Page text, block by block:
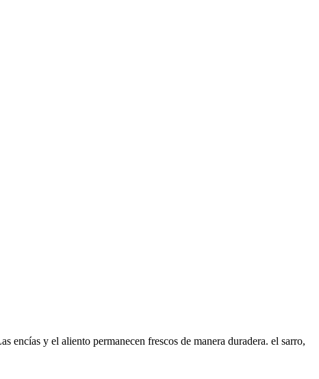
encías y el aliento permanecen frescos de manera duradera. el sarro,